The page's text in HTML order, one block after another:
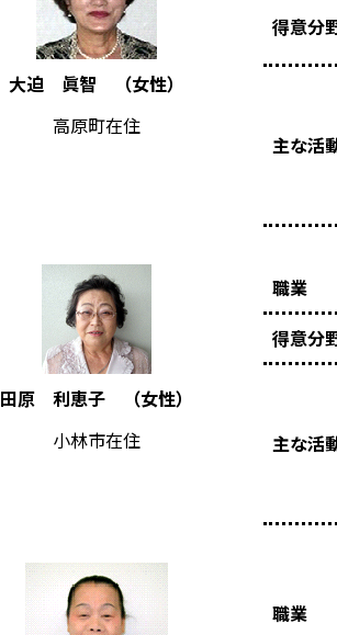
大迫 眞智 （女性）
高原町在住
得意分
主な活
田原 利恵子 （女性）
小林市在住
職業
得意分
主な活
職業